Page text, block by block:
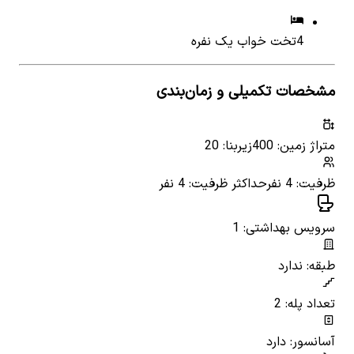
4تخت خواب یک نفره
مشخصات تکمیلی و زمان‌بندی
متراژ زمین: 400
زیربنا: 20
ظرفیت: 4 نفر
حداکثر ظرفیت: 4 نفر
سرویس بهداشتی: 1
طبقه: ندارد
تعداد پله: 2
آسانسور: دارد